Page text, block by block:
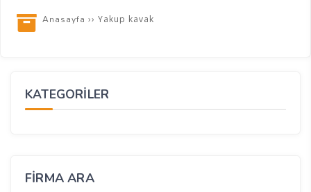
Anasayfa ›› Yakup kavak
KATEGORİLER
FIRMA ARA